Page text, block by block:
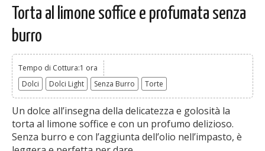
Torta al limone soffice e profumata senza
burro
Tempo di Cottura:1 ora
Dolci
Dolci Light Senza Burro Torte
Un dolce all’insegna della delicatezza e golosità la
torta al limone soffice e con un profumo delizioso.
Senza burro e con l’aggiunta dell’olio nell’impasto, è